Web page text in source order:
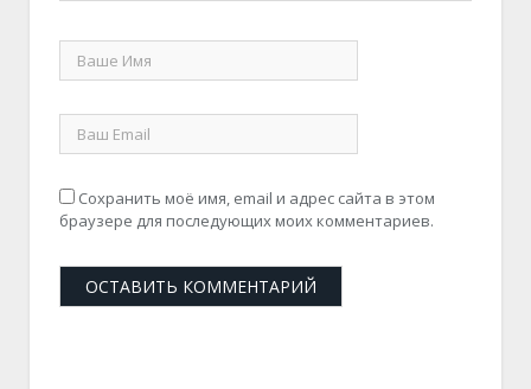
Сохранить моё имя, email и адрес сайта в этом
браузере для последующих моих комментариев.